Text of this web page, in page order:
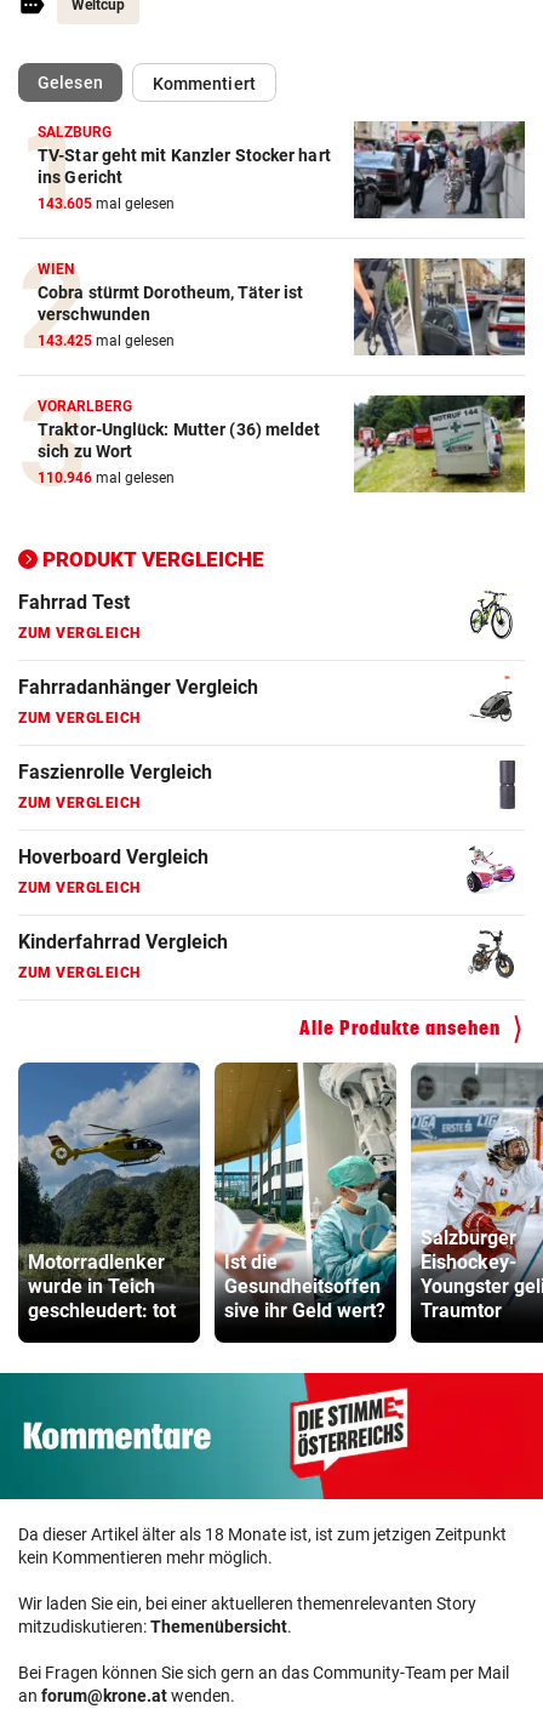
Weltcup
Gelesen(ausgewählt)Kommentiert
SALZBURG
TV-Star geht mit Kanzler Stocker hart
ins Gericht
143.605 mal gelesen
WIEN
Cobra stürmt Dorotheum, Täter ist
verschwunden
143.425 mal gelesen
VORARLBERG
Traktor-Unglück: Mutter (36) meldet
sich zu Wort
110.946 mal gelesen
PRODUKT VERGLEICHE
Action-Cam Vergleich
ZUM VERGLEICH
Crosstrainer Vergleich
ZUM VERGLEICH
E-Bike Vergleich
ZUM VERGLEICH
Elektro-Scooter Vergleich
ZUM VERGLEICH
ZUM VERGLEICH
Fahrrad Test
ZUM VERGLEICH
Fahrradanhänger Vergleich
ZUM VERGLEICH
Faszienrolle Vergleich
ZUM VERGLEICH
Hoverboard Vergleich
ZUM VERGLEICH
Kinderfahrrad Vergleich
ZUM VERGLEICH
Alle Produkte ansehen
Motorradlenker
wurde in Teich
geschleudert: tot
Ist die
Gesundheitsoffen
sive ihr Geld wert?
Salzburger
Eishockey-
Youngster
Traumtor
Da dieser Artikel älter als 18 Monate ist, ist zum jetzigen Zeitpunkt
kein Kommentieren mehr möglich.
Wir laden Sie ein, bei einer aktuelleren themenrelevanten Story
mitzudiskutieren:Themenübersicht.
Bei Fragen können Sie sich gern an das Community-Team per Mail
an forum@krone.atwenden.